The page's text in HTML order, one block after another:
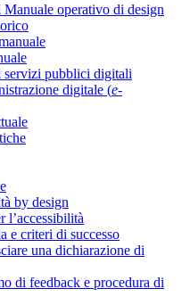
Manuale operativo di design
servizi pubblici digitali
digitale (e-
by design
l’accessibilità
e criteri di successo
una dichiarazione di
di feedback e procedura di